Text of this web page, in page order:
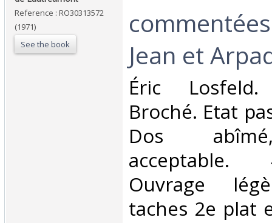
Reference : RO30313572
(1971)
See the book
Jean et
‎Éric
Broché. Etat
Dos
Ouvrage
taches 2e plat